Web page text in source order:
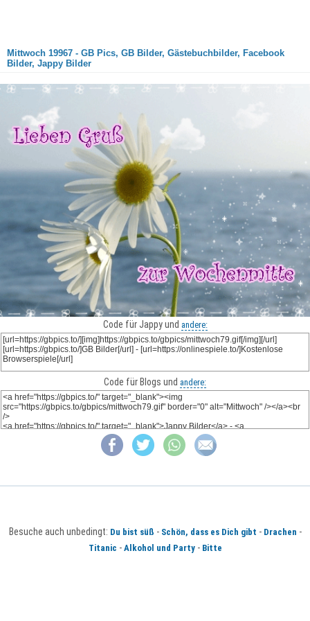
Mittwoch 19967 - GB Pics, GB Bilder, Gästebuchbilder, Facebook
Bilder, Jappy Bilder
Code für Jappy und andere:
Code für Blogs und andere:
Besuche auch unbedingt: Du bist süß - Schön, dass es Dich gibt - Drachen -
Titanic - Alkohol und Party- Bitte